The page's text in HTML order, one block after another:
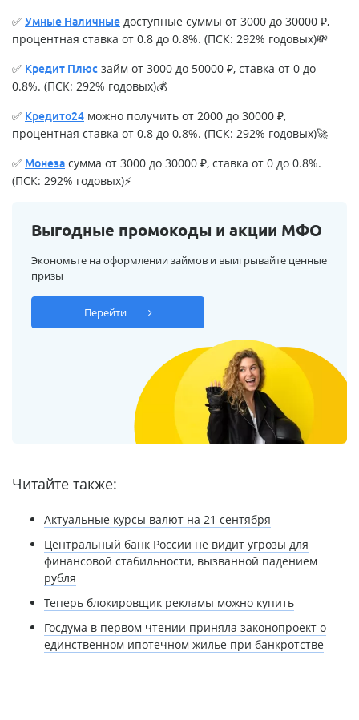
✅ Умные Наличные доступные суммы от 3000 до 30000 ₽,
процентная ставка от 0.8 до 0.8%. (ПСК: 292% годовых)💸
✅ Кредит Плюс займ от 3000 до 50000 ₽, ставка от 0 до
0.8%. (ПСК: 292% годовых)💰
✅ Кредито24 можно получить от 2000 до 30000 ₽,
процентная ставка от 0.8 до 0.8%. (ПСК: 292% годовых)🚀
✅ Монеза сумма от 3000 до 30000 ₽, ставка от 0 до 0.8%.
(ПСК: 292% годовых)⚡
Выгодные промокоды и акции МФО
Экономьте на оформлении займов и выигрывайте ценные
призы
Перейти
Читайте также:
Актуальные курсы валют на 21 сентября
Центральный банк России не видит угрозы для
финансовой стабильности, вызванной падением
рубля
Теперь блокировщик рекламы можно купить
Госдума в первом чтении приняла законопроект о
единственном ипотечном жилье при банкротстве